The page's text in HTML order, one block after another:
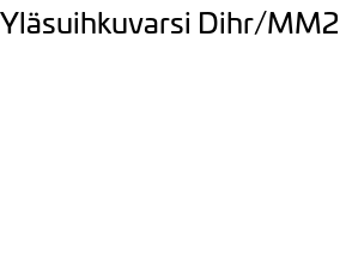
Yläsuihkuvarsi Dihr/MM2